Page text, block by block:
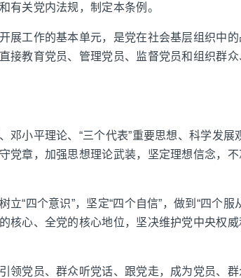
有关党内法规，制定本条例。
工作的基本单元，是党在社会基层组织中的
接教育党员、管理党员、监督党员和组织群
邓小平理论、“三个代表”重要思想、科学发展
党章，加强思想理论武装，坚定理想信念，不
“四个意识”，坚定“四个自信”，做到“四个服
核心、全党的核心地位，坚决维护党中央权
领党员、群众听党话、跟党走，成为党员、